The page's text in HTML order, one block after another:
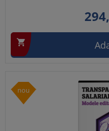
294,

nou